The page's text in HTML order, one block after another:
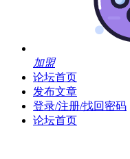
加盟
论坛首页
发布文章
登录/注册/找回密码
论坛首页